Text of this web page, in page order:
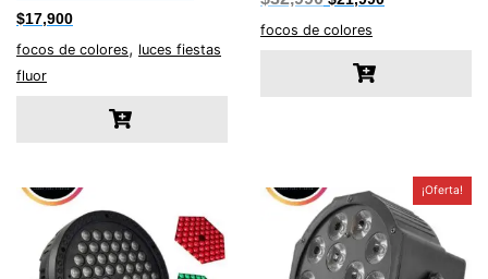
$17,900
focos de colores, luces fiestas
fluor
original
$32,990.
focos de colores
¡Oferta!